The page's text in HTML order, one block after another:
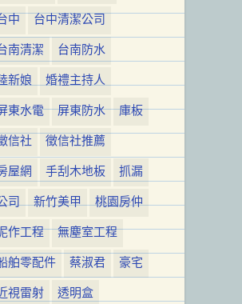
中
台中清潔公司
南清潔
台南防水
新娘
婚禮主持人
東水電 屏東防水
庫板
信社
徵信社推薦
屋網 手刮木地板
抓漏
司 新竹美甲
桃園房仲
作工程
無塵室工程
舶零配件 蔡淑君
豪宅
視雷射
透明盒